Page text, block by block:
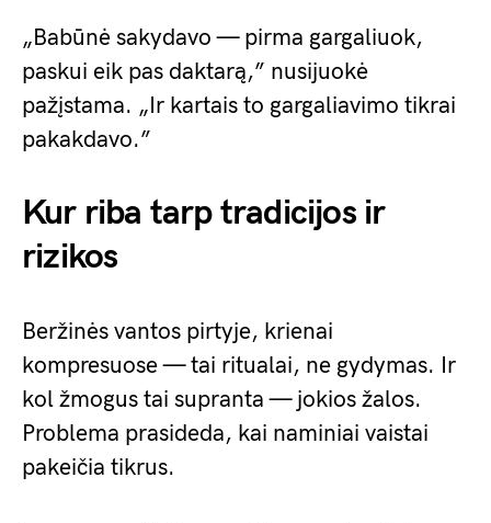
„Babūnė sakydavo — pirma gargaliuok,
paskui eik pas daktarą,” nusijuokė
pažįstama. „Ir kartais to gargaliavimo tikrai
pakakdavo.”
Kur riba tarp tradicijos ir
rizikos
Beržinės vantos pirtyje, krienai
kompresuose — tai ritualai, ne gydymas. Ir
kol žmogus tai supranta — jokios žalos.
Problema prasideda, kai naminiai vaistai
pakeičia tikrus.